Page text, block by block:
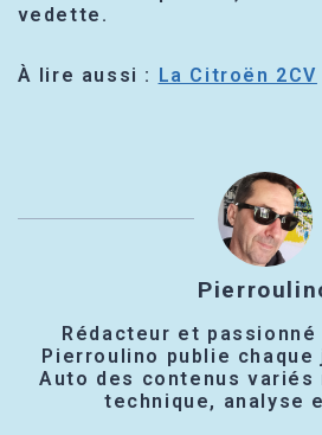
vedette.
À lire aussi : La Citroën 2CV
Rédacteur et passionné
Pierroulino publie chaque
Auto des contenus
technique, analyse